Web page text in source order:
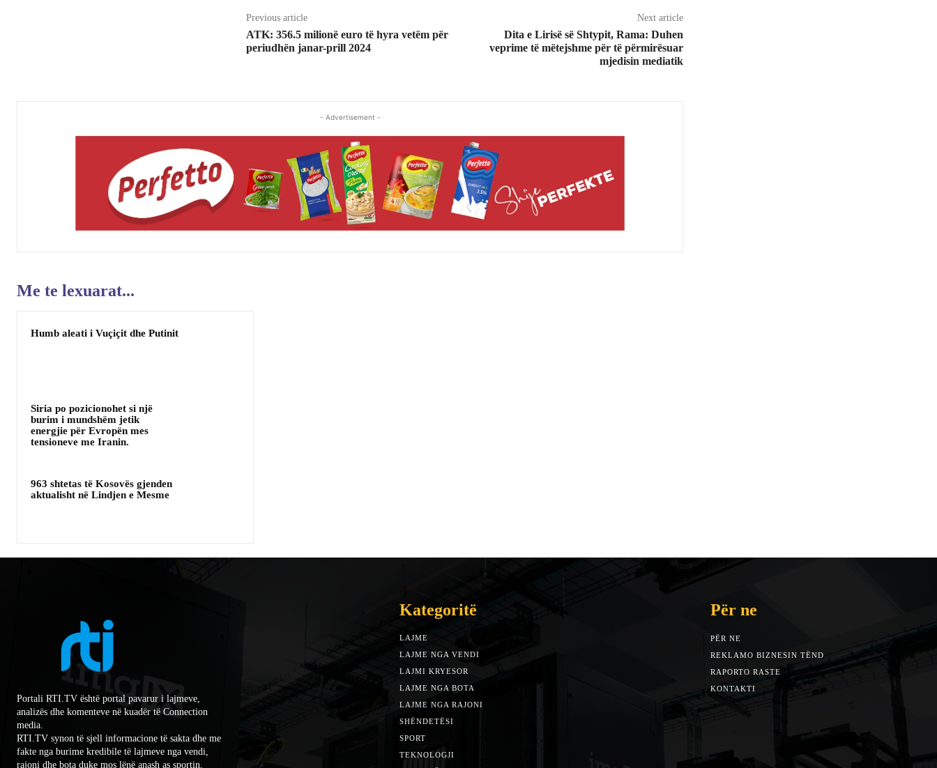
Previous article
ATK: 356.5 milionë euro të hyra vetëm për
periudhën janar-prill 2024
Next article
Dita e Lirisë së Shtypit, Rama: Duhen
veprime të mëtejshme për të përmirësuar
mjedisin mediatik
- Advertisement -
Me te lexuarat...
Humb aleati i Vuçiçit dhe Putinit
Siria po pozicionohet si një
burim i mundshëm jetik
energjie për Evropën mes
tensioneve me Iranin.
963 shtetas të Kosovës gjenden
aktualisht në Lindjen e Mesme
Portali RTI.TV është portal pavarur i lajmeve,
analizës dhe komenteve në kuadër të Connection
media.
RTI.TV synon të sjell informacione të sakta dhe me
fakte nga burime kredibile të lajmeve nga vendi,
rajoni dhe bota duke mos lënë anash as sportin,
Kategoritë
LAJME
LAJME NGA VENDI
LAJMI KRYESOR
LAJME NGA BOTA
LAJME NGA RAJONI
SHËNDETËSI
SPORT
TEKNOLOGJI
Për ne
PËR NE
REKLAMO BIZNESIN TËND
RAPORTO RASTE
KONTAKTI